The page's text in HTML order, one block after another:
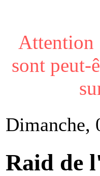
Attention
sont peut-
Dimanche,
Raid de